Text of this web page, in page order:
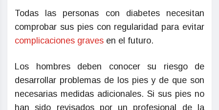
Todas las personas con diabetes necesitan
comprobar sus pies con regularidad para evitar
complicaciones graves en el futuro.
Los hombres deben conocer su riesgo de
desarrollar problemas de los pies y de que son
necesarias medidas adicionales. Si sus pies no
han sido revisados por un profesional de la